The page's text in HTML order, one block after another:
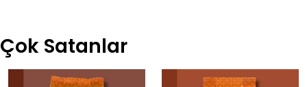
Çok Satanlar